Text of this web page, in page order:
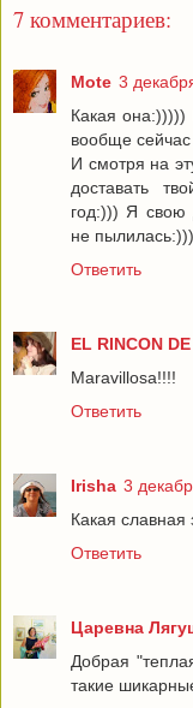
7 комментариев:
Mote 3
Какая она:)))))
вообще
И смотря на
доставать
год:))) Я свою
не
Ответить
EL RINCON
Maravillosa!!!!
Ответить
Irisha 3
Какая славная
Ответить
Царевна
Добрая
такие